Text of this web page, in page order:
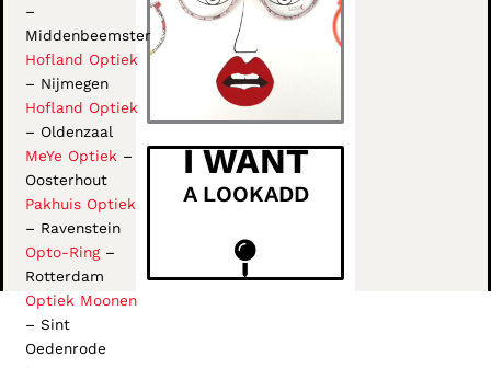
–
Middenbeemster
Hofland Optiek
– Nijmegen
Hofland Optiek
– Oldenzaal
MeYe Optiek –
Oosterhout
Pakhuis Optiek
– Ravenstein
Opto-Ring–
Rotterdam
Optiek Moonen
– Sint
Oedenrode
I WANT
A LOOKADD